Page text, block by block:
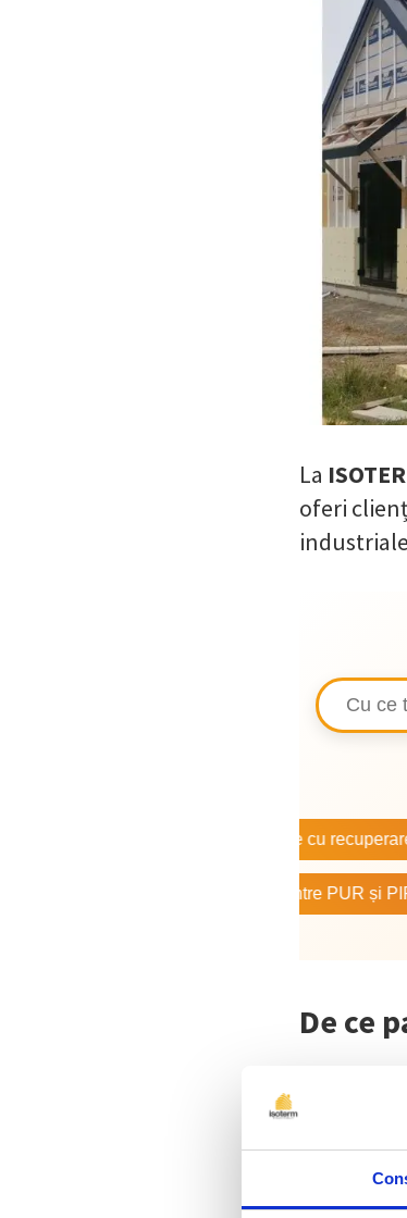
La
oferi
Ventilație cu recuperare de
Diferența dintre PUR și PIR
De ce
dintr-un
vopsită
structură